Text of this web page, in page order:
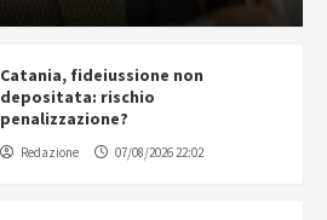
Catania, fideiussione non
depositata: rischio
penalizzazione?
Redazione 07/08/2026 22:02